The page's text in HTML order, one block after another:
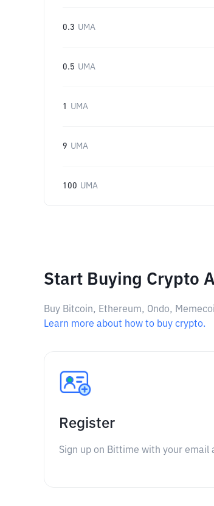
0.3 UMA
0.5 UMA
1 UMA
9 UMA
100 UMA
Start Buying Crypto
Buy Bitcoin, Ethereum, Ondo,
Learn more about how to buy crypto.
Register
Sign up on Bittime with your email